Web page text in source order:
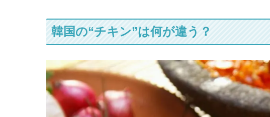
韓国の“チキン”は何が違う？